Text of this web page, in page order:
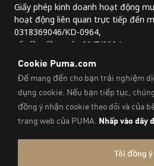
Giấy phép kinh doanh hoạt động
hoạt động liên quan trực tiếp đến
0318369046/KD-0964,
cấp lần đầu ngày 22/7/2024.
Lầu 2, tòa nhà Lim Tower 3,
số 29A đường Nguyễn Đình Chiểu,
Phường Sài Gòn, Thành phố Hồ
Thông Tin Pháp Lý Và Thông Tin